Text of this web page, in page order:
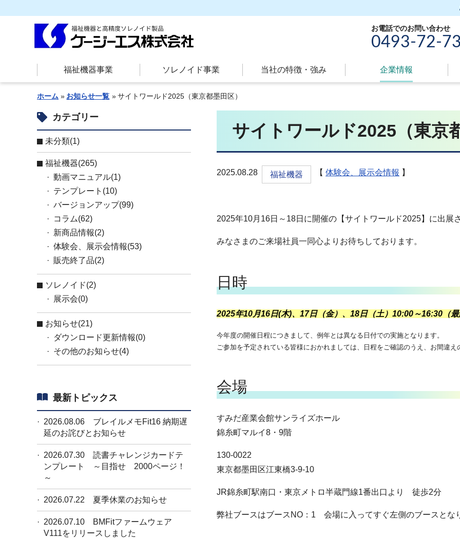
お電話でのお問い合わせ
0493-72-
福祉機器事業 ソレノイド事業 当社の特徴・強み
現
在
ペ
ー
性
企業情報
ホーム お知らせ一覧 サイトワールド2025（東京都墨田区）
お知らせ
カテゴリー
未分類(1)
福祉機器(265)
動画マニュアル(1)
テンプレート(10)
バージョンアップ(99)
コラム(62)
新商品情報(2)
体験会、展示会情報(53)
販売終了品(2)
ソレノイド(2)
展示会(0)
お知らせ(21)
ダウンロード更新情報(0)
その他のお知らせ(4)
最新トピックス
2026.08.06
ブレイルメモFit16 納期遅
延のお詫びとお知らせ
2026.07.30
読書チャレンジカードテ
ンプレート ～目指せ 2000ページ！
～
2026.07.22 夏季休業のお知らせ
2026.07.10
BMFitファームウェア
V111をリリースしました
サイトワールド2025（東京
2025.08.28 福祉機器 【体験会、展示会情報 】
2025年10月16日～18日に開催の【サイトワールド2025】に出展
みなさまのご来場社員一同心よりお待ちしております。
日時
2025年10月16日(木)、17日（金）、18日（土）10:00～16:30（最
今年度の開催日程につきまして、例年とは異なる日付での実施となります。
ご参加を予定されている皆様におかれましては、日程をご確認のうえ、お間違え
会場
すみだ産業会館サンライズホール
錦糸町マルイ8・9階
130-0022
東京都墨田区江東橋3-9-10
JR錦糸町駅南口・東京メトロ半蔵門線1番出口より 徒歩2分
弊社ブースはブースNO：1 会場に入ってすぐ左側のブースとな